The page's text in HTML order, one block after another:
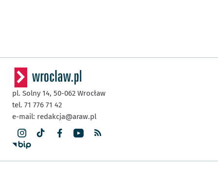
pl. Solny 14, 50-062 Wrocław
tel. 71 776 71 42
e-mail: redakcja@araw.pl